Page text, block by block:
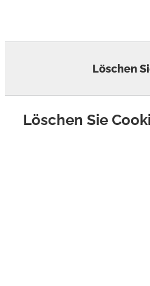
Löschen
Löschen Sie